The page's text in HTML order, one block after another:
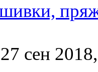
сен